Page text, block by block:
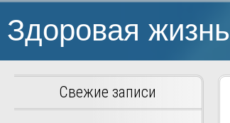
Здоровая жизнь
Свежие записи